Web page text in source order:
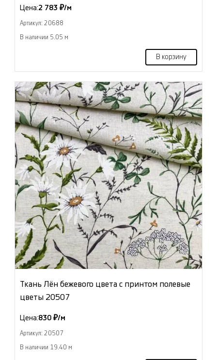
Цена:2 783 ₽/м
Артикул: 20688
В наличии 5.05 м
В корзину
Ткань Лён бежевого цвета с принтом полевые
цветы 20507
Цена:830 ₽/м
Артикул: 20507
В наличии 19.40 м